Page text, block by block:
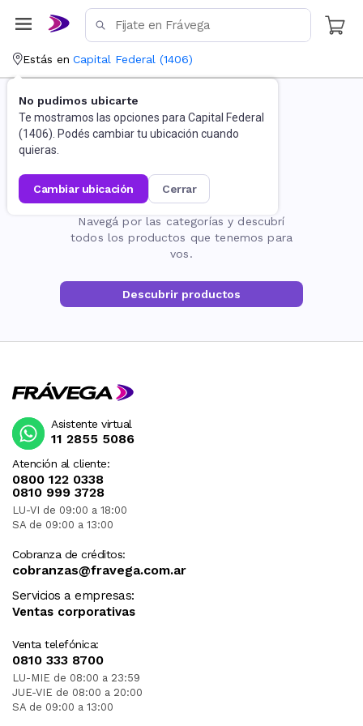
Estás en Capital Federal (1406)
No pudimos ubicarte
Te mostramos las opciones para Capital Federal
(1406). Podés cambiar tu ubicación cuando
quieras.
cambiar ubicación cerrar
La página no existe
Navegá por las categorías y descubrí
todos los productos que tenemos para
vos.
Descubrir productos
Atención al cliente:
0800 122 0338
0810 999 3728
LU-VI de 09:00 a 18:00
SA de 09:00 a 13:00
Cobranza de créditos:
cobranzas@fravega.com.ar
Servicios a empresas:
Ventas corporativas
Venta telefónica:
0810 333 8700
LU-MIE de 08:00 a 23:59
JUE-VIE de 08:00 a 20:00
SA de 09:00 a 13:00
Asistente virtual
11 2855 5086